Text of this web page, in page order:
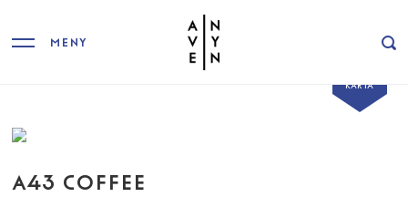
MENY
KARTA
A43 COFFEE